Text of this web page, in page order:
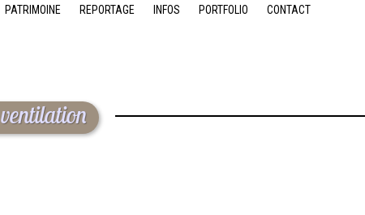
PATRIMOINE REPORTAGE INFOS PORTFOLIO CONTACT
ventilation